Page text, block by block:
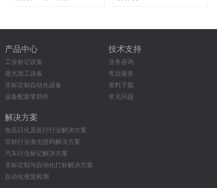
产品中心
工业标记设备
激光加工设备
非标定制自动化设备
设备配套零部件
技术支持
业务咨询
售后服务
资料下载
常见问题
解决方案
食品日化及医疗行业解决方案
管材行业激光喷码解决方案
汽车行业标记解决方案
非标定制与自动化打标解决方案
自动化视觉检测